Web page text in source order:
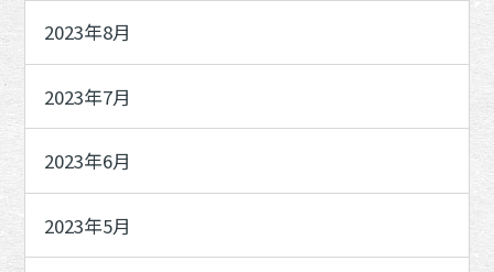
2023年8月
2023年7月
2023年6月
2023年5月